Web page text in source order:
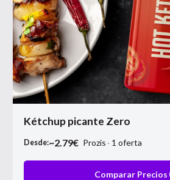
Kétchup picante Zero
Desde:~2.79€ Prozis 1 oferta
Comparar Precios